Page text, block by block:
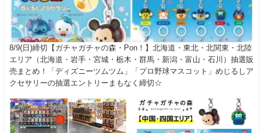
8/9(日)締切【ガチャガチャの森・Pon！】北海道・東北・北関東・北陸
エリア（北海道・岩手・宮城・栃木・群馬・新潟・富山・石川）抽選販
売まとめ！「ディズニーツムツム」「プロ野球マスコット」めじるしア
クセサリーの抽選エントリーまもなく締切☆